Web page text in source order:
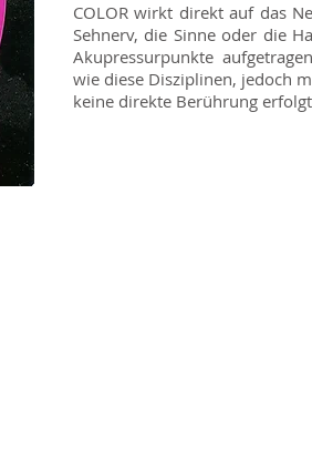
COLOR wirkt direkt auf das
Sehnerv, die Sinne oder die
Akupressurpunkte
wie diese Disziplinen, jedoch
keine direkte Berührung